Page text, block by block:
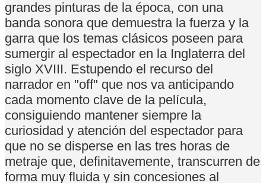
grandes pinturas de la época, con una
banda sonora que demuestra la fuerza y la
garra que los temas clásicos poseen para
sumergir al espectador en la Inglaterra del
siglo XVIII. Estupendo el recurso del
narrador en "off" que nos va anticipando
cada momento clave de la película,
consiguiendo mantener siempre la
curiosidad y atención del espectador para
que no se disperse en las tres horas de
metraje que, definitavemente, transcurren de
forma muy fluida y sin concesiones al